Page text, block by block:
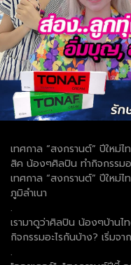
เทศกาล “สงกรานต์” ปีให
สิค น้องๆศิลปิน ทำกิจกรรมอ
เทศกาล “สงกรานต์” ปีใหม่
ภูมิลำเนา
.
เรามาดูว่าศิลปิน น้องๆบ้าน
กิจกรรมอะไรกันบ้าง? เริ่มจาก
.